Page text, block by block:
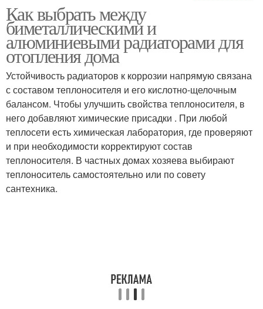
Биметаллический
радиатор
Стальные радиаторы
Отопительные
радиаторы
Панельный радиатор
Эффективный
радиатор
Как выбрать между
биметаллическими и
алюминиевыми радиаторами для
отопления дома
Устойчивость радиаторов к коррозии напрямую связана
с составом теплоносителя и его кислотно-щелочным
балансом. Чтобы улучшить свойства теплоносителя, в
него добавляют химические присадки . При любой
теплосети есть химическая лаборатория, где проверяют
и при необходимости корректируют состав
теплоносителя. В частных домах хозяева выбирают
теплоноситель самостоятельно или по совету
сантехника.